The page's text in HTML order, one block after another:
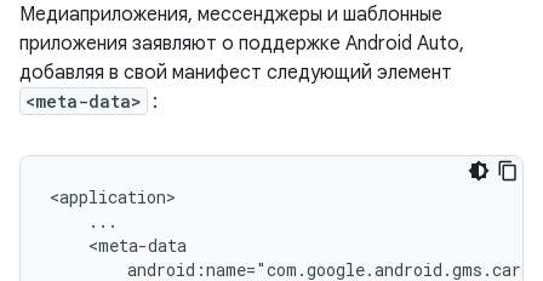
Медиаприложения, мессенджеры и шаблонные
приложения заявляют о поддержке Android Auto,
добавляя в свой манифест следующий элемент
<meta-data> :